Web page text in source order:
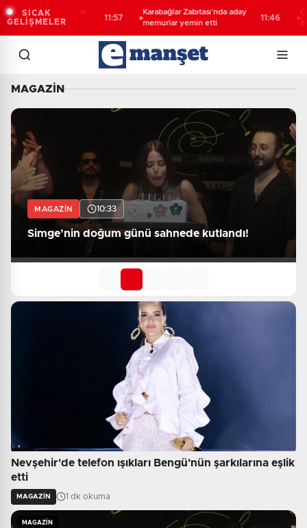
SICAK
GELİŞMELER11:57
Karabağlar Zabıtası'nda aday
memurlar yemin etti
Çocuklar
842 çocuğu
Magazin Haberleri - Son Dakika
MAGAZIN
MAGAZİN 10:33
Simge’nin doğum günü sahnede kutlandı!
Nevşehir'de telefon ışıkları Bengü'nün şarkılarına eşlik
etti
MAGAZİN 1 dk okuma
MAGAZİN